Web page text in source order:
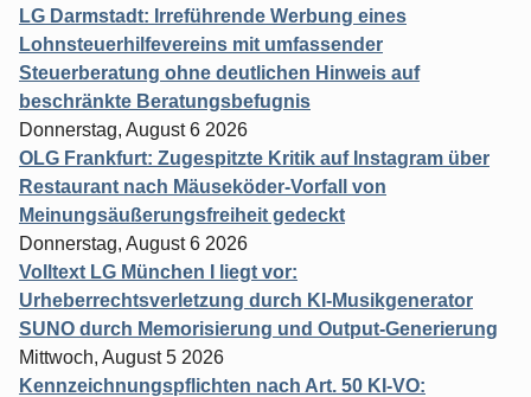
LG Darmstadt: Irreführende Werbung eines
Lohnsteuerhilfevereins mit umfassender
Steuerberatung ohne deutlichen Hinweis auf
beschränkte Beratungsbefugnis
Donnerstag, August 6 2026
OLG Frankfurt: Zugespitzte Kritik auf Instagram über
Restaurant nach Mäuseköder-Vorfall von
Meinungsäußerungsfreiheit gedeckt
Donnerstag, August 6 2026
Volltext LG München I liegt vor:
Urheberrechtsverletzung durch KI-Musikgenerator
SUNO durch Memorisierung und Output-Generierung
Mittwoch, August 5 2026
Kennzeichnungspflichten nach Art. 50 KI-VO: